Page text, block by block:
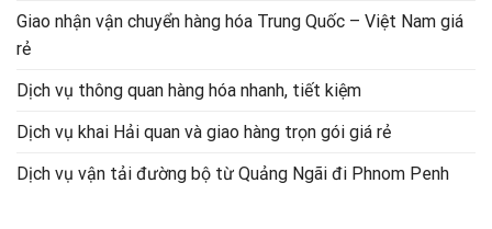
Giao nhận vận chuyển hàng hóa Trung Quốc – Việt Nam giá
rẻ
Dịch vụ thông quan hàng hóa nhanh, tiết kiệm
Dịch vụ khai Hải quan và giao hàng trọn gói giá rẻ
Dịch vụ vận tải đường bộ từ Quảng Ngãi đi Phnom Penh